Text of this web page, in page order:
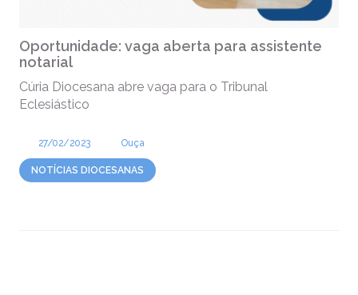
Oportunidade: vaga aberta para assistente
notarial
Cúria Diocesana abre vaga para o Tribunal
Eclesiástico
27/02/2023 Ouça
NOTÍCIAS DIOCESANAS